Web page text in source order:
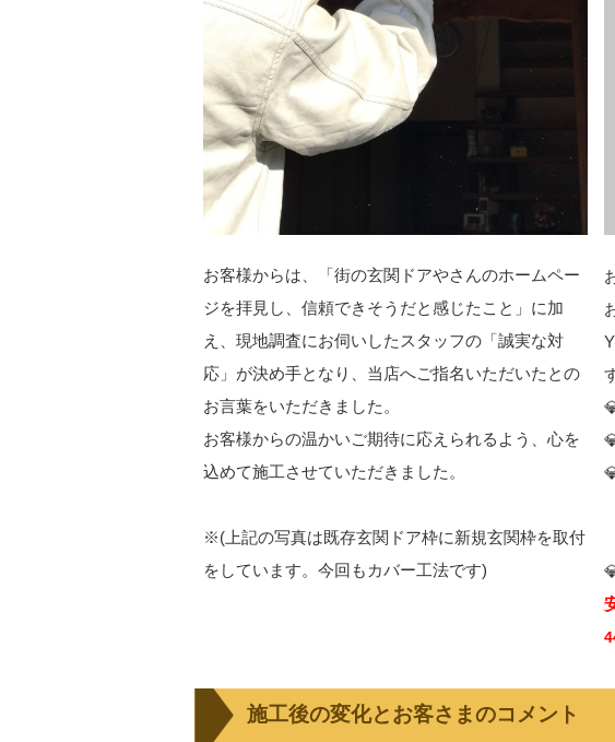
お客様からは、「街の玄関ドアやさんのホームペー
ジを拝見し、信頼できそうだと感じたこと」に加
え、現地調査にお伺いしたスタッフの「誠実な対
応」が決め手となり、当店へご指名いただいたとの
お言葉をいただきました。
お客様からの温かいご期待に応えられるよう、心を
込めて施工させていただきました。
※(上記の写真は既存玄関ドア枠に新規玄関枠を取付
をしています。今回もカバー工法です)
施工後の変化とお客さまのコメント